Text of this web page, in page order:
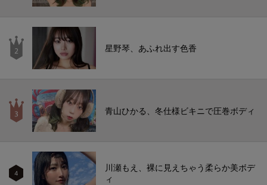
星野琴、あふれ出す色香
青山ひかる、冬仕様ビキニで圧巻ボディ
4
川瀬もえ、裸に見えちゃう柔らか美ボデ
ィ